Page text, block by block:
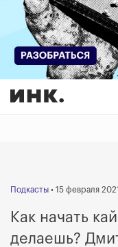
Подкасты • 15 февраля 2021
Как начать
делаешь?